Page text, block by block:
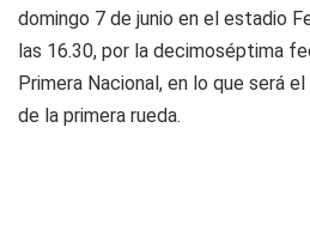
domingo 7 de junio en el estadio
las 16.30, por la decimoséptima
Primera Nacional, en lo que será
de la primera rueda.